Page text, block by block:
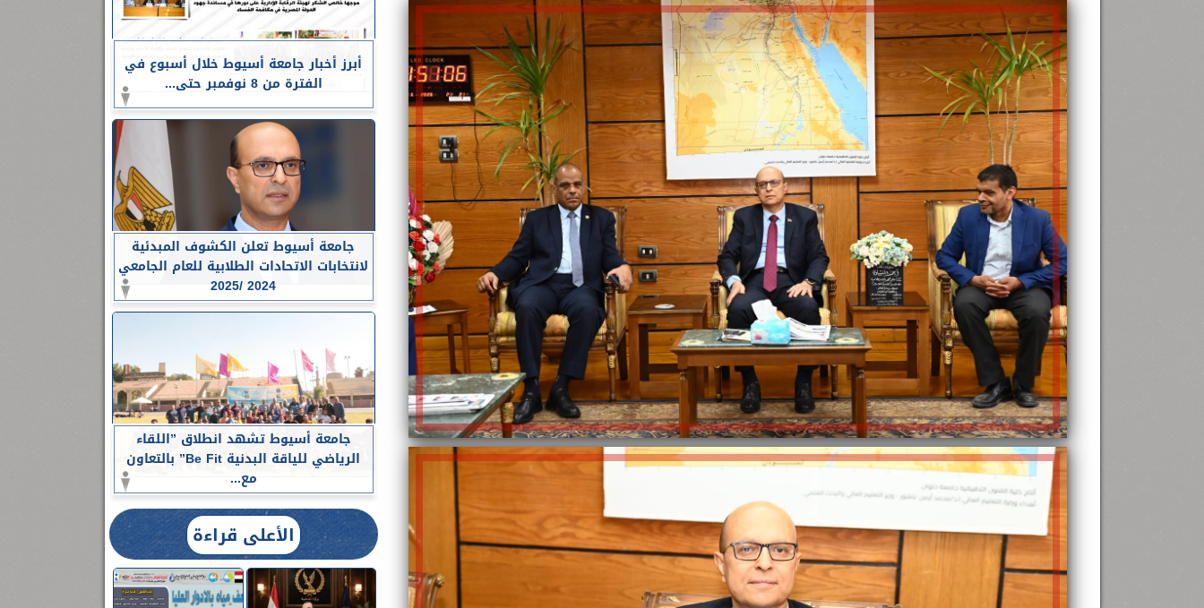
أبرز أخبار جامعة أسيوط خلال أسبوع في
الفترة من 8 نوفمبر حتى...
جامعة أسيوط تعلن الكشوف المبدئية
لانتخابات الاتحادات الطلابية للعام الجامعي
2024 /2025
جامعة أسيوط تشهد انطلاق ”اللقاء
الرياضي للياقة البدنية Be Fit” بالتعاون
مع...
الأعلى قراءة